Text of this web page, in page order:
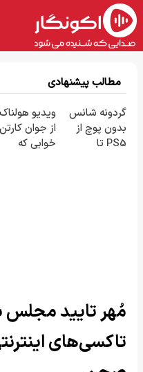
مطالب پیشنهادی
گردونه شانس
بدون پوچ از
PS5 تا
ویدیو هولناک
از جوان کارتن
خوابی که
مُهر تایید مجلس
تاکسی‌های